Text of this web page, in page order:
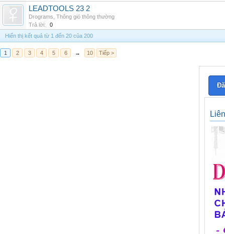
LEADTOOLS 23 2
Drograms Thông gió thông thường
Trả lời:
0
Hiển thị kết quả từ 1 đến 20 của 200
1 2 3 4 5 6 → 10 Tiếp >